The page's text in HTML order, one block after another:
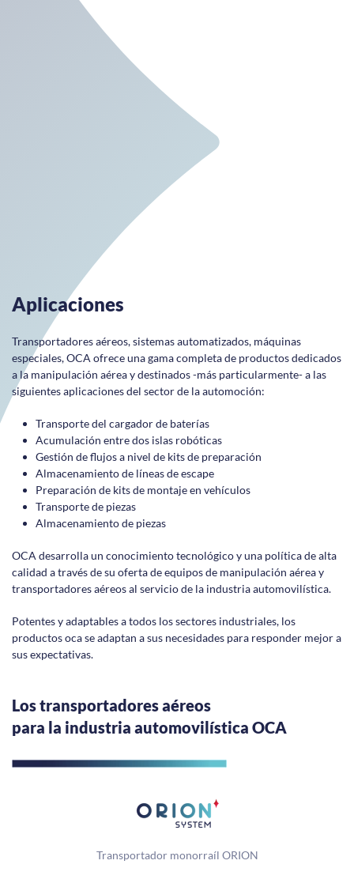
Aplicaciones
Transportadores aéreos, sistemas automatizados, máquinas
especiales, OCA ofrece una gama completa de productos dedicados
a la manipulación aérea y destinados -más particularmente- a las
siguientes aplicaciones del sector de la automoción:
Transporte del cargador de baterías
Acumulación entre dos islas robóticas
Gestión de flujos a nivel de kits de preparación
Almacenamiento de líneas de escape
Preparación de kits de montaje en vehículos
Transporte de piezas
Almacenamiento de piezas
OCA desarrolla un conocimiento tecnológico y una política de alta
calidad a través de su oferta de equipos de manipulación aérea y
transportadores aéreos al servicio de la industria automovilística.
Potentes y adaptables a todos los sectores industriales, los
productos oca se adaptan a sus necesidades para responder mejor a
sus expectativas.
Los transportadores aéreos
para la industria automovilística OCA
Transportador monorraíl ORION